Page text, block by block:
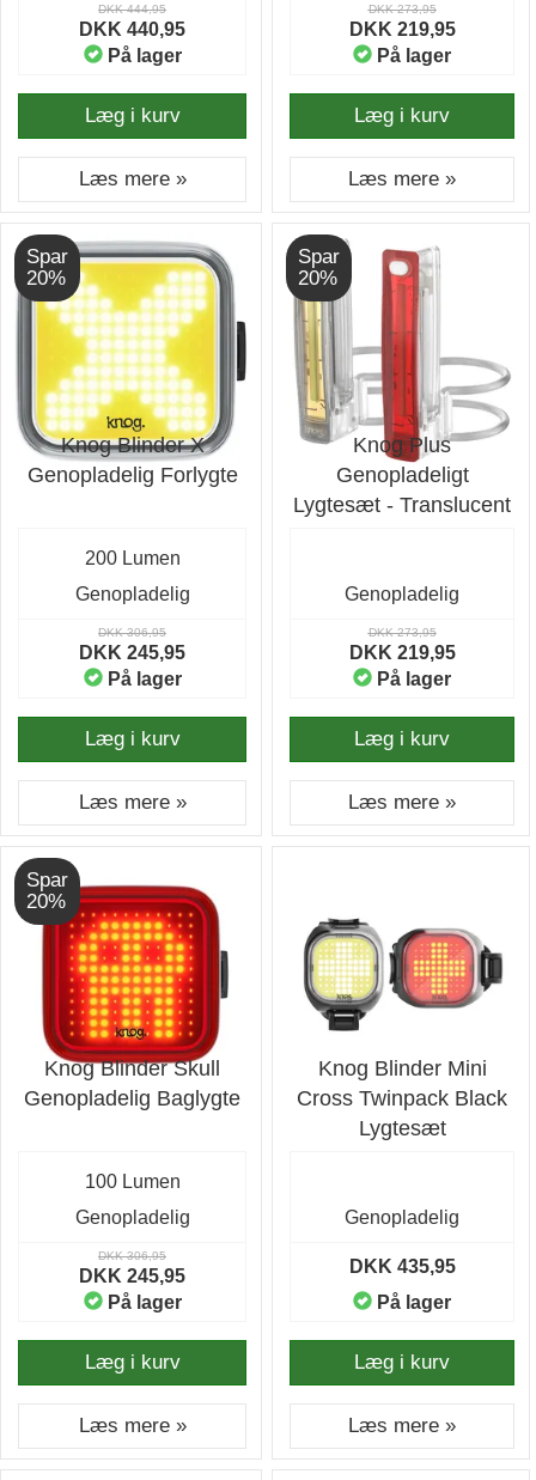
DKK 444,95
DKK 440,95
På lager
Læg i kurv
Læs mere »
DKK 273,95
DKK 219,95
På lager
Læg i kurv
Læs mere »
Spar
20%
Knog Blinder X
Genopladelig Forlygte
200 Lumen
Genopladelig
DKK 306,95
DKK 245,95
På lager
Læg i kurv
Læs mere »
Spar
20%
Knog Plus
Genopladeligt
Lygtesæt - Translucent
Genopladelig
DKK 273,95
DKK 219,95
På lager
Læg i kurv
Læs mere »
Spar
20%
Knog Blinder Skull
Genopladelig Baglygte
100 Lumen
Genopladelig
DKK 306,95
DKK 245,95
På lager
Læg i kurv
Læs mere »
Knog Blinder Mini
Cross Twinpack Black
Lygtesæt
Genopladelig
DKK 435,95
På lager
Læg i kurv
Læs mere »